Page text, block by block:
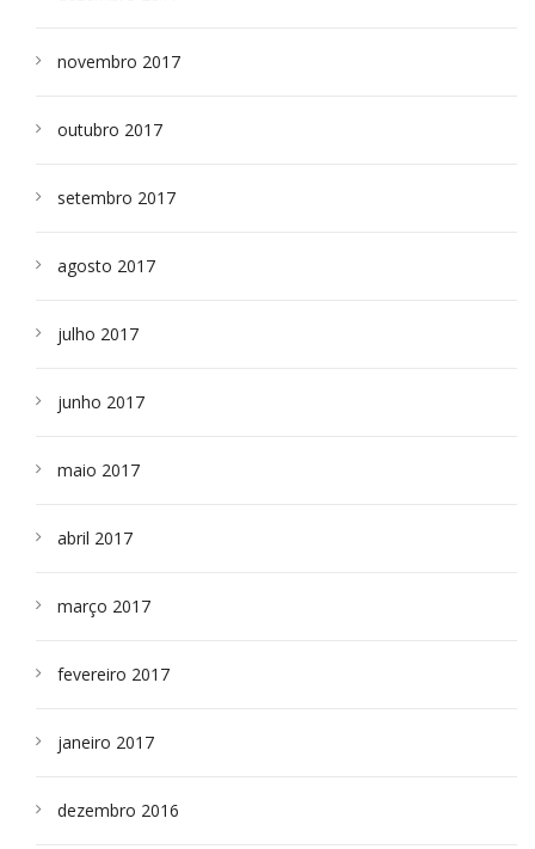
novembro 2017
outubro 2017
setembro 2017
agosto 2017
julho 2017
junho 2017
maio 2017
abril 2017
março 2017
fevereiro 2017
janeiro 2017
dezembro 2016